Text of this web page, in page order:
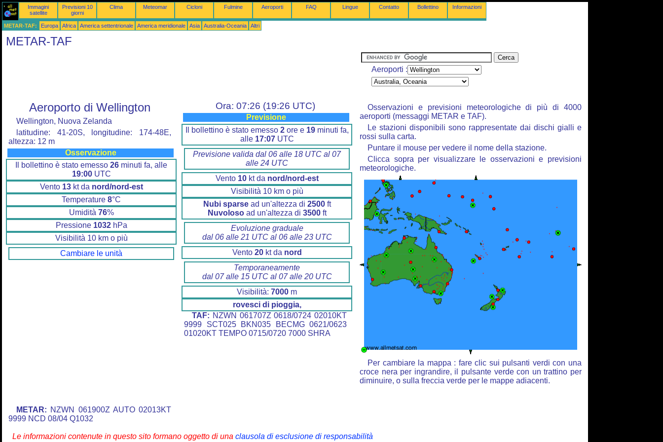
Immagini
satellite
Previsioni 10
giorni
Clima Meteomar Cicloni Fulmine Aeroporti FAQ Lingue Contatto Bollettino Informazioni
METAR-TAF: Europa Africa America settentrionale America meridionale Asia Australia-Oceania Altri
METAR-TAF
Aeroporti :
Aeroporto di Wellington
Wellington, Nuova Zelanda
latitudine: 41-20S, longitudine: 174-48E,
altezza: 12 m
Osservazione
Il bollettino è stato emesso 26 minuti fa, alle
19:00UTC
Vento 13kt da nord/nord-est
Temperature 8°C
Umidità 76%
Pressione 1032hPa
Visibilità 10 km o più
Cambiare le unità
METAR: NZWN 061900Z AUTO 02013KT
9999 NCD 08/04 Q1032
Ora: 07:26 (19:26 UTC)
Previsione
Il bollettino è stato emesso 2ore e 19minuti fa,
alle 17:07UTC
Previsione valida dal 06 alle 18 UTC al 07
alle 24 UTC
Vento 10kt da nord/nord-est
Visibilità 10 km o più
Nubi sparsead un'altezza di 2500ft
Nuvolosoad un'altezza di 3500ft
Evoluzione graduale
dal 06 alle 21 UTC al 06 alle 23 UTC
Vento 20kt da nord
Temporaneamente
dal 07 alle 15 UTC al 07 alle 20 UTC
Visibilità: 7000 m
rovesci di pioggia,
TAF: NZWN 061707Z 0618/0724 02010KT
9999 SCT025 BKN035 BECMG 0621/0623
01020KT TEMPO 0715/0720 7000 SHRA
Osservazioni e previsioni meteorologiche di più di 4000
aeroporti (messaggi METAR e TAF).
Le stazioni disponibili sono rappresentate dai dischi gialli e
rossi sulla carta.
Puntare il mouse per vedere il nome della stazione.
Clicca sopra per visualizzare le osservazioni e previsioni
meteorologiche.
Per cambiare la mappa : fare clic sui pulsanti verdi con una
croce nera per ingrandire, il pulsante verde con un trattino per
diminuire, o sulla freccia verde per le mappe adiacenti.
Le informazioni contenute in questo sito formano oggetto di una clausola di esclusione di responsabilità